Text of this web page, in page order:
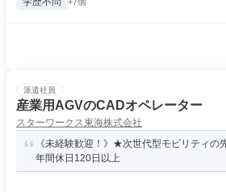
派遣社員
産業用AGVのCADオペレーター
スターワークス東海株式会社
《未経験歓迎！》★次世代型モビリティの
年間休日120日以上